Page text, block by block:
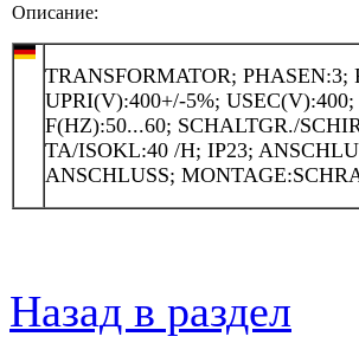
Описание:
TRANSFORMATOR; PHASEN:3;
UPRI(V):400+/-5%;
F(HZ):50...60; SCHALTGR./
TA/ISOKL:40 /H; IP23;
ANSCHLUSS;
Назад в раздел